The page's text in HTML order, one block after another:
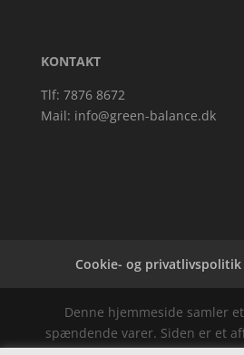
KONTAKT
Tlf: 7876 8672
Mail: info@green-balance.dk
Cookie- og privatlivspolitik
Denne hjemmeside samler
spændende varer. Siden er et